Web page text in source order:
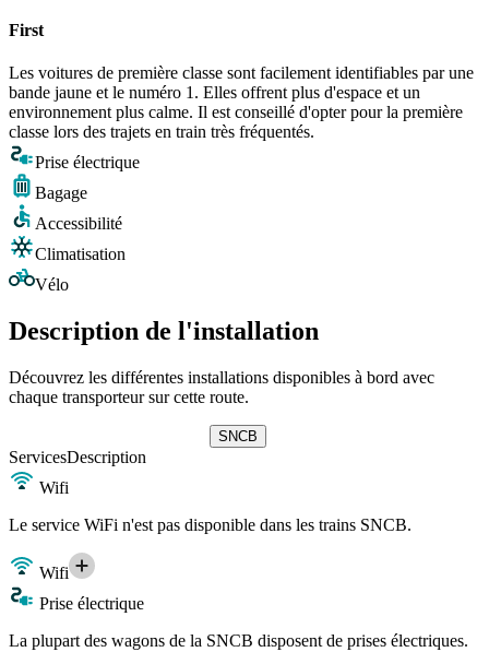
First
Les voitures de première classe sont facilement identifiables par une
bande jaune et le numéro 1. Elles offrent plus d'espace et un
environnement plus calme. Il est conseillé d'opter pour la première
classe lors des trajets en train très fréquentés.
Prise électrique
Bagage
Accessibilité
Climatisation
Vélo
Description de l'installation
Découvrez les différentes installations disponibles à bord avec
chaque transporteur sur cette route.
SNCB
ServicesDescription
Wifi
Le service WiFi n'est pas disponible dans les trains SNCB.
Wifi
Prise électrique
La plupart des wagons de la SNCB disposent de prises électriques.